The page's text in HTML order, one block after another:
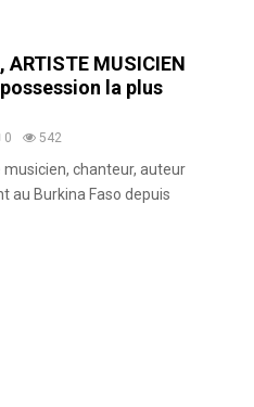
ARTISTE MUSICIEN
la plus
0 542
chanteur, auteur
au Burkina Faso depuis